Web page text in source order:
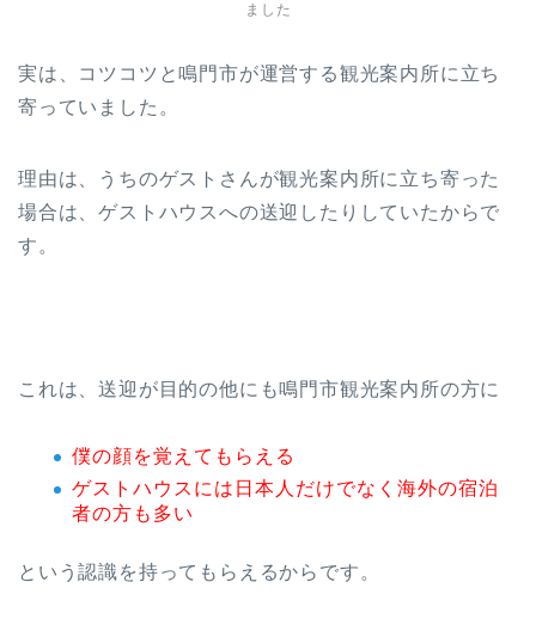
ました
実は、コツコツと鳴門市が運営する観光案内所に立ち
寄っていました。
理由は、うちのゲストさんが観光案内所に立ち寄った
場合は、ゲストハウスへの送迎したりしていたからで
す。
これは、送迎が目的の他にも鳴門市観光案内所の方に
僕の顔を覚えてもらえる
ゲストハウスには日本人だけでなく海外の宿泊
者の方も多い
という認識を持ってもらえるからです。